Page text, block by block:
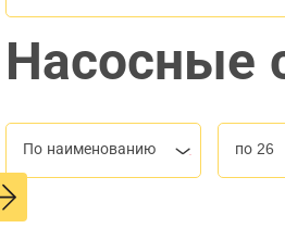
Насосные
По наименованию по 26